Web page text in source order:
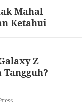
Mahal
Ketahui
Z
Tangguh?